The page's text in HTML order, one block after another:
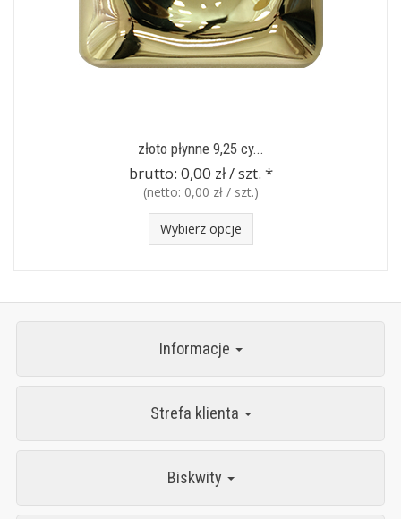
złoto płynne 9,25 cy...
brutto: 0,00 zł / szt. *
(netto: 0,00 zł / szt.)
Wybierz opcje
Informacje
Strefa klienta
Biskwity